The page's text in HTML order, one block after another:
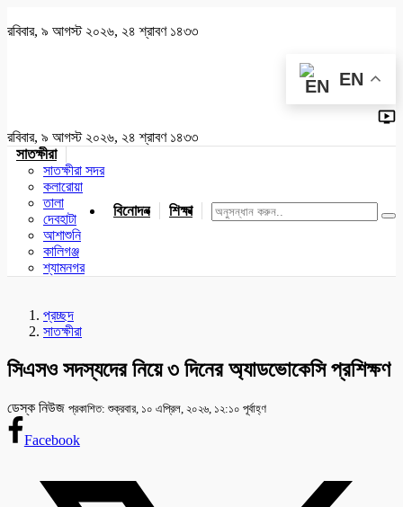
রবিবার, ৯ আগস্ট ২০২৬, ২৪ শ্রাবণ ১৪৩৩
EN
রবিবার, ৯ আগস্ট ২০২৬, ২৪ শ্রাবণ ১৪৩৩
সাতক্ষীরা
সাতক্ষীরা সদর
কলারোয়া
তালা
দেবহাটা
আশাশুনি
কালিগঞ্জ
শ্যামনগর
বিনোদন শিক্ষা খেলাধুলা জাতীয় যশোর
প্রচ্ছদ
সাতক্ষীরা
সিএসও সদস্যদের নিয়ে ৩ দিনের অ্যাডভোকেসি প্রশিক্ষণ
ডেস্ক নিউজ প্রকাশিত: শুক্রবার, ১০ এপ্রিল, ২০২৬, ১২:১০ পূর্বাহ্ণ
Facebook